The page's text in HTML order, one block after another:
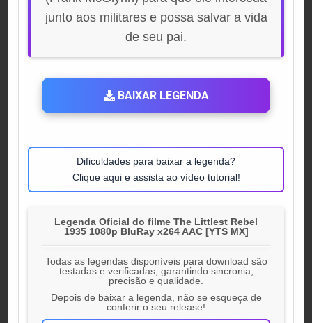
junto aos militares e possa salvar a vida
de seu pai.
BAIXAR LEGENDA
Dificuldades para baixar a legenda?
Clique aqui e assista ao vídeo tutorial!
Legenda Oficial do filme The Littlest Rebel
1935 1080p BluRay x264 AAC [YTS MX]
Todas as legendas disponíveis para download são
testadas e verificadas, garantindo sincronia,
precisão e qualidade.
Depois de baixar a legenda, não se esqueça de
conferir o seu release!